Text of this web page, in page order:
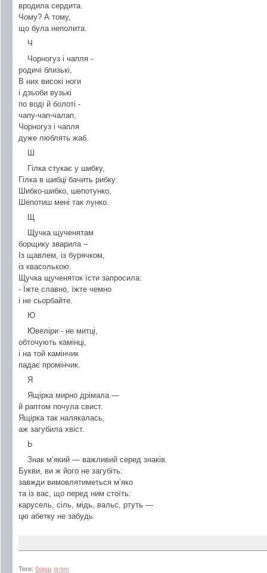
вродила сердита.
Чому? А тому,
що була неполита.
Ч
Чорногуз і чапля -
родичі близькі,
В них високі ноги
і дзьоби вузькі
по воді й болоті -
чапу-чап-чалап,
Чорногуз і чапля
дуже люблять жаб.
Ш
Гілка стукає у шибку,
Гілка в шибці бачить рибку:
Шибко-шибко, шепотунко,
Шепотиш мені так лунко.
Щ
Щучка щученятам
борщику зварила –
Із щавлем, із бурячком,
із квасолькою.
Щучка щученяток їсти запросила:
- Їжте славно, їжте чемно
і не сьорбайте.
Ю
Ювеліри - не митці,
обточують камінці,
і на той камінчик
падає промінчик.
Я
Ящірка мирно дрімала —
й раптом почула свист.
Ящірка так налякалась,
аж загубила хвіст.
Ь
Знак м’який — важливий серед знаків.
Букви, ви ж його не загубіть:
завжди вимовлятиметься м’яко
та із вас, що перед ним стоїть:
карусель, сіль, мідь, вальс, ртуть —
цю абетку не забудь.
Теги: борщ млин